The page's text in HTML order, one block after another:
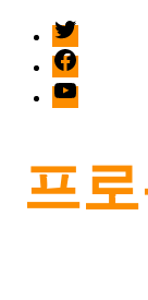
twitter
facebook
Youtube
프